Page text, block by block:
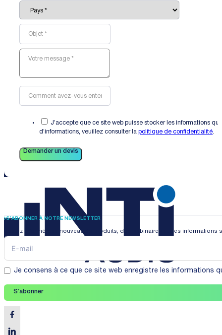
J’accepte que ce site web puisse stocker les informations
d’informations, veuillez consulter lapolitique de confidentialité.
Demander un devis
S’ABONNER À NOTRE NEWSLETTER
Restez informé des nouveautés produits, des webinaires et des informations
Je consens à ce que ce site web enregistre les informations
S’abonner